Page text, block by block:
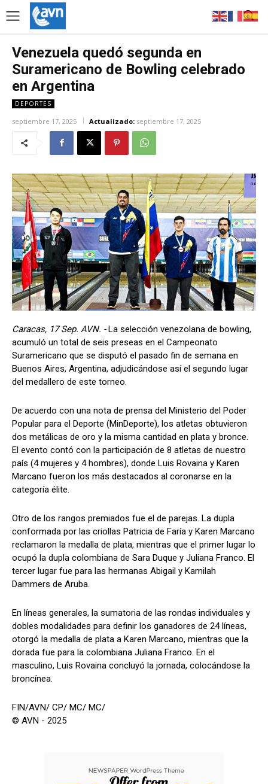
Venezuela quedó segunda en
Suramericano de Bowling celebrado
en Argentina
DEPORTES
septiembre 17, 2025 Actualizado: septiembre 17, 2025
Caracas, 17 Sep. AVN. -La selección venezolana de bowling,
acumuló un total de seis preseas en el Campeonato
Suramericano que se disputó el pasado fin de semana en
Buenos Aires, Argentina, adjudicándose así el segundo lugar
del medallero de este torneo.
De acuerdo con una nota de prensa del Ministerio del Poder
Popular para el Deporte (MinDeporte), los atletas obtuvieron
dos metálicas de oro y la misma cantidad en plata y bronce.
El evento contó con la participación de 8 atletas de nuestro
país (4 mujeres y 4 hombres), donde Luis Rovaina y Karen
Marcano fueron los más destacados al coronarse en la
categoría élite.
Otro de los rangos premiados fue el de parejas. La dupla
conformada por las criollas Patricia de Faría y Karen Marcano
reclamaron la medalla de plata, mientras que el primer lugar lo
ocupó la dupla colombiana de Sara Duque y Juliana Franco. El
tercer lugar fue para las hermanas Abigail y Kamilah
Dammers de Aruba.
En líneas generales, la sumatoria de las rondas individuales y
dobles modalidades para definir los ganadores de 24 líneas,
otorgó la medalla de plata a Karen Marcano, mientras que la
dorada fue para la colombiana Juliana Franco. En el
masculino, Luis Rovaina concluyó la jornada, colocándose la
broncínea.
FIN/AVN/ CP/ MC/ MC/
© AVN - 2025